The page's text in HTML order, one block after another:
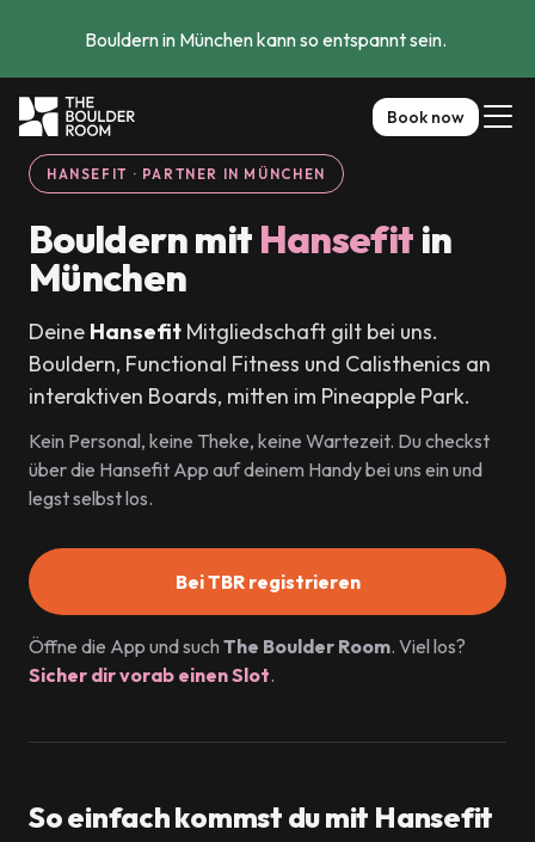
Bouldern in München kann so entspannt sein.
Book now
HANSEFIT · PARTNER IN MÜNCHEN
Bouldern mit Hansefit in
München
Deine Hansefit Mitgliedschaft gilt bei uns.
Bouldern, Functional Fitness und Calisthenics an
interaktiven Boards, mitten im Pineapple Park.
Kein Personal, keine Theke, keine Wartezeit. Du checkst
über die Hansefit App auf deinem Handy bei uns ein und
legst selbst los.
Bei TBR registrieren
Öffne die App und such The Boulder Room. Viel los?
Sicher dir vorab einen Slot.
So einfach kommst du mit Hansefit